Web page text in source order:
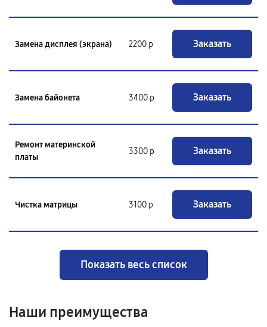
Замена дисплея (экрана) 2200 р Заказать
Замена байонета 3400 р Заказать
Ремонт материнской
платы
3300 р Заказать
Чистка матрицы 3100 р Заказать
Показать весь список
Наши преимущества